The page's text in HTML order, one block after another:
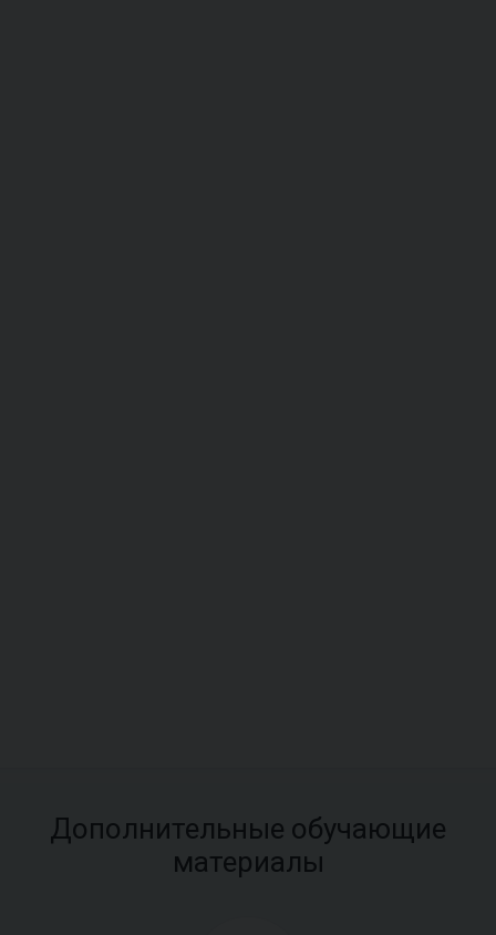
Дополнительные обучающие
материалы